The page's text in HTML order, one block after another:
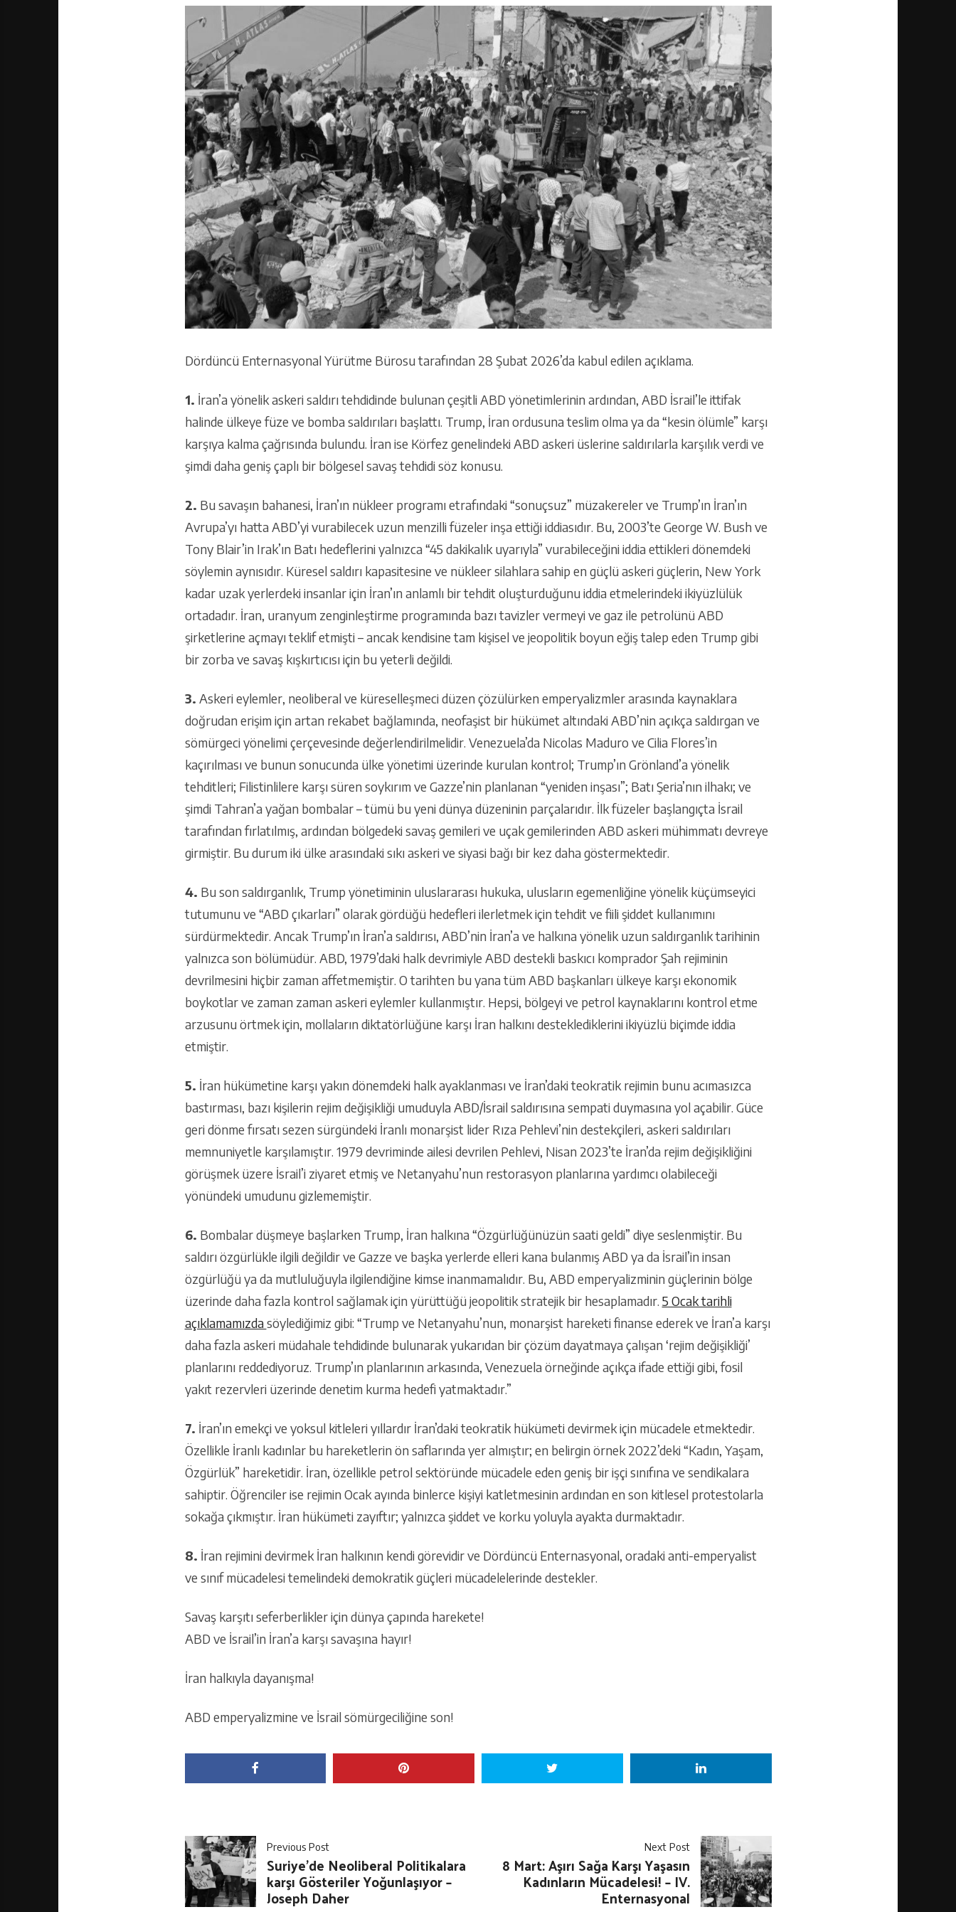
Dördüncü Enternasyonal Yürütme Bürosu tarafından 28 Şubat 2026’da kabul edilen açıklama.
1. İran’a yönelik askeri saldırı tehdidinde bulunan çeşitli ABD yönetimlerinin ardından, ABD İsrail’le ittifak
halinde ülkeye füze ve bomba saldırıları başlattı. Trump, İran ordusuna teslim olma ya da “kesin ölümle” karşı
karşıya kalma çağrısında bulundu. İran ise Körfez genelindeki ABD askeri üslerine saldırılarla karşılık verdi ve
şimdi daha geniş çaplı bir bölgesel savaş tehdidi söz konusu.
2. Bu savaşın bahanesi, İran’ın nükleer programı etrafındaki “sonuçsuz” müzakereler ve Trump’ın İran’ın
Avrupa’yı hatta ABD’yi vurabilecek uzun menzilli füzeler inşa ettiği iddiasıdır. Bu, 2003’te George W. Bush ve
Tony Blair’in Irak’ın Batı hedeflerini yalnızca “45 dakikalık uyarıyla” vurabileceğini iddia ettikleri dönemdeki
söylemin aynısıdır. Küresel saldırı kapasitesine ve nükleer silahlara sahip en güçlü askeri güçlerin, New York
kadar uzak yerlerdeki insanlar için İran’ın anlamlı bir tehdit oluşturduğunu iddia etmelerindeki ikiyüzlülük
ortadadır. İran, uranyum zenginleştirme programında bazı tavizler vermeyi ve gaz ile petrolünü ABD
şirketlerine açmayı teklif etmişti – ancak kendisine tam kişisel ve jeopolitik boyun eğiş talep eden Trump gibi
bir zorba ve savaş kışkırtıcısı için bu yeterli değildi.
3. Askeri eylemler, neoliberal ve küreselleşmeci düzen çözülürken emperyalizmler arasında kaynaklara
doğrudan erişim için artan rekabet bağlamında, neofaşist bir hükümet altındaki ABD’nin açıkça saldırgan ve
sömürgeci yönelimi çerçevesinde değerlendirilmelidir. Venezuela’da Nicolas Maduro ve Cilia Flores’in
kaçırılması ve bunun sonucunda ülke yönetimi üzerinde kurulan kontrol; Trump’ın Grönland’a yönelik
tehditleri; Filistinlilere karşı süren soykırım ve Gazze’nin planlanan “yeniden inşası”; Batı Şeria’nın ilhakı; ve
şimdi Tahran’a yağan bombalar – tümü bu yeni dünya düzeninin parçalarıdır. İlk füzeler başlangıçta İsrail
tarafından fırlatılmış, ardından bölgedeki savaş gemileri ve uçak gemilerinden ABD askeri mühimmatı devreye
girmiştir. Bu durum iki ülke arasındaki sıkı askeri ve siyasi bağı bir kez daha göstermektedir.
4. Bu son saldırganlık, Trump yönetiminin uluslararası hukuka, ulusların egemenliğine yönelik küçümseyici
tutumunu ve “ABD çıkarları” olarak gördüğü hedefleri ilerletmek için tehdit ve fiili şiddet kullanımını
sürdürmektedir. Ancak Trump’ın İran’a saldırısı, ABD’nin İran’a ve halkına yönelik uzun saldırganlık tarihinin
yalnızca son bölümüdür. ABD, 1979’daki halk devrimiyle ABD destekli baskıcı komprador Şah rejiminin
devrilmesini hiçbir zaman affetmemiştir. O tarihten bu yana tüm ABD başkanları ülkeye karşı ekonomik
boykotlar ve zaman zaman askeri eylemler kullanmıştır. Hepsi, bölgeyi ve petrol kaynaklarını kontrol etme
arzusunu örtmek için, mollaların diktatörlüğüne karşı İran halkını desteklediklerini ikiyüzlü biçimde iddia
etmiştir.
5. İran hükümetine karşı yakın dönemdeki halk ayaklanması ve İran’daki teokratik rejimin bunu acımasızca
bastırması, bazı kişilerin rejim değişikliği umuduyla ABD/İsrail saldırısına sempati duymasına yol açabilir. Güce
geri dönme fırsatı sezen sürgündeki İranlı monarşist lider Rıza Pehlevi’nin destekçileri, askeri saldırıları
memnuniyetle karşılamıştır. 1979 devriminde ailesi devrilen Pehlevi, Nisan 2023’te İran’da rejim değişikliğini
görüşmek üzere İsrail’i ziyaret etmiş ve Netanyahu’nun restorasyon planlarına yardımcı olabileceği
yönündeki umudunu gizlememiştir.
6. Bombalar düşmeye başlarken Trump, İran halkına “Özgürlüğünüzün saati geldi” diye seslenmiştir. Bu
saldırı özgürlükle ilgili değildir ve Gazze ve başka yerlerde elleri kana bulanmış ABD ya da İsrail’in insan
özgürlüğü ya da mutluluğuyla ilgilendiğine kimse inanmamalıdır. Bu, ABD emperyalizminin güçlerinin bölge
üzerinde daha fazla kontrol sağlamak için yürüttüğü jeopolitik stratejik bir hesaplamadır. 5 Ocak tarihli
açıklamamızdasöylediğimiz gibi: “Trump ve Netanyahu’nun, monarşist hareketi finanse ederek ve İran’a karşı
daha fazla askeri müdahale tehdidinde bulunarak yukarıdan bir çözüm dayatmaya çalışan ‘rejim değişikliği’
planlarını reddediyoruz. Trump’ın planlarının arkasında, Venezuela örneğinde açıkça ifade ettiği gibi, fosil
yakıt rezervleri üzerinde denetim kurma hedefi yatmaktadır.”
7. İran’ın emekçi ve yoksul kitleleri yıllardır İran’daki teokratik hükümeti devirmek için mücadele etmektedir.
Özellikle İranlı kadınlar bu hareketlerin ön saflarında yer almıştır; en belirgin örnek 2022’deki “Kadın, Yaşam,
Özgürlük” hareketidir. İran, özellikle petrol sektöründe mücadele eden geniş bir işçi sınıfına ve sendikalara
sahiptir. Öğrenciler ise rejimin Ocak ayında binlerce kişiyi katletmesinin ardından en son kitlesel protestolarla
sokağa çıkmıştır. İran hükümeti zayıftır; yalnızca şiddet ve korku yoluyla ayakta durmaktadır.
8. İran rejimini devirmek İran halkının kendi görevidir ve Dördüncü Enternasyonal, oradaki anti-emperyalist
ve sınıf mücadelesi temelindeki demokratik güçleri mücadelelerinde destekler.
Savaş karşıtı seferberlikler için dünya çapında harekete!
ABD ve İsrail’in İran’a karşı savaşına hayır!
İran halkıyla dayanışma!
ABD emperyalizmine ve İsrail sömürgeciliğine son!
Previous Post
Suriye’de Neoliberal Politikalara
karşı Gösteriler Yoğunlaşıyor –
Joseph Daher
Next Post
8 Mart: Aşırı Sağa Karşı Yaşasın
Kadınların Mücadelesi! – IV.
Enternasyonal